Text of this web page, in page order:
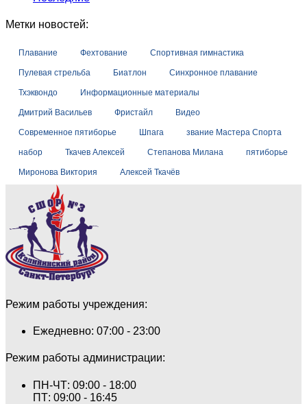
Метки новостей:
Плавание Фехтование Спортивная гимнастика
Пулевая стрельба Биатлон Синхронное плавание
Тхэквондо Информационные материалы
Дмитрий Васильев Фристайл Видео
Современное пятиборье Шпага звание Мастера Спорта
набор Ткачев Алексей Степанова Милана пятиборье
Миронова Виктория Алексей Ткачёв
Режим работы учреждения:
Ежедневно: 07:00 - 23:00
Режим работы администрации:
ПН-ЧТ: 09:00 - 18:00
ПТ: 09:00 - 16:45